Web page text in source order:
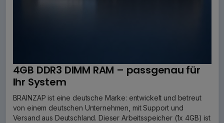
4GB DDR3 DIMM RAM – passgenau für
Ihr System
BRAINZAP ist eine deutsche Marke: entwickelt und betreut
von einem deutschen Unternehmen, mit Support und
Versand aus Deutschland. Dieser Arbeitsspeicher (1x 4GB) ist